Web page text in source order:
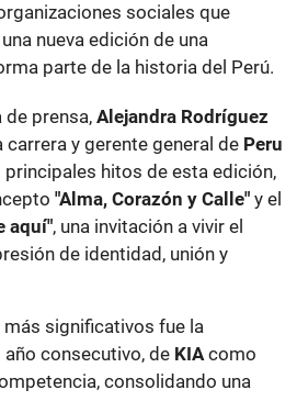
sociales que
nueva edición de una
parte de la historia del Perú.
de prensa, Alejandra Rodríguez
carrera y gerente general de Peru
hitos de esta edición,
"Alma, Corazón y Calle" y el
aquí", una invitación a vivir el
de identidad, unión y
significativos fue la
consecutivo, de KIAcomo
consolidando una